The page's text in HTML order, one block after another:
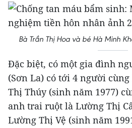
Bà Trần Thị Hoa và bé Hà Minh
Đặc biệt, có một gia đình
(Sơn La) có tới 4 người
Thị Thúy (sinh năm 1977)
anh trai ruột là Lường Thị
Lường Thị Vệ (sinh năm